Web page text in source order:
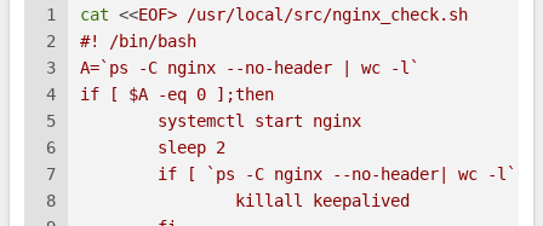
1
2
3
4
5
6
7
8
cat <<EOF> /usr/local/src/nginx_check.sh
#! /bin/bash
A=`ps -C nginx --no-header | wc -l`
if [ $A -eq 0 ];then
	systemctl start nginx
	sleep 2
if [ `ps -C nginx --no-header| wc -l`
		killall keepalived